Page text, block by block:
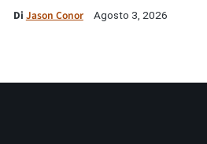
Di Jason Conor Agosto 3, 2026